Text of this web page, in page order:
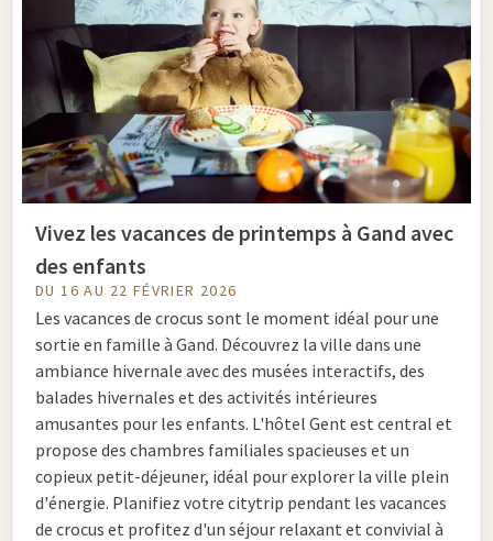
Vivez les vacances de printemps à Gand avec
des enfants
DU 16 AU 22 FÉVRIER 2026
Les vacances de crocus sont le moment idéal pour une
sortie en famille à Gand. Découvrez la ville dans une
ambiance hivernale avec des musées interactifs, des
balades hivernales et des activités intérieures
amusantes pour les enfants. L'hôtel Gent est central et
propose des chambres familiales spacieuses et un
copieux petit-déjeuner, idéal pour explorer la ville plein
d'énergie. Planifiez votre citytrip pendant les vacances
de crocus et profitez d'un séjour relaxant et convivial à